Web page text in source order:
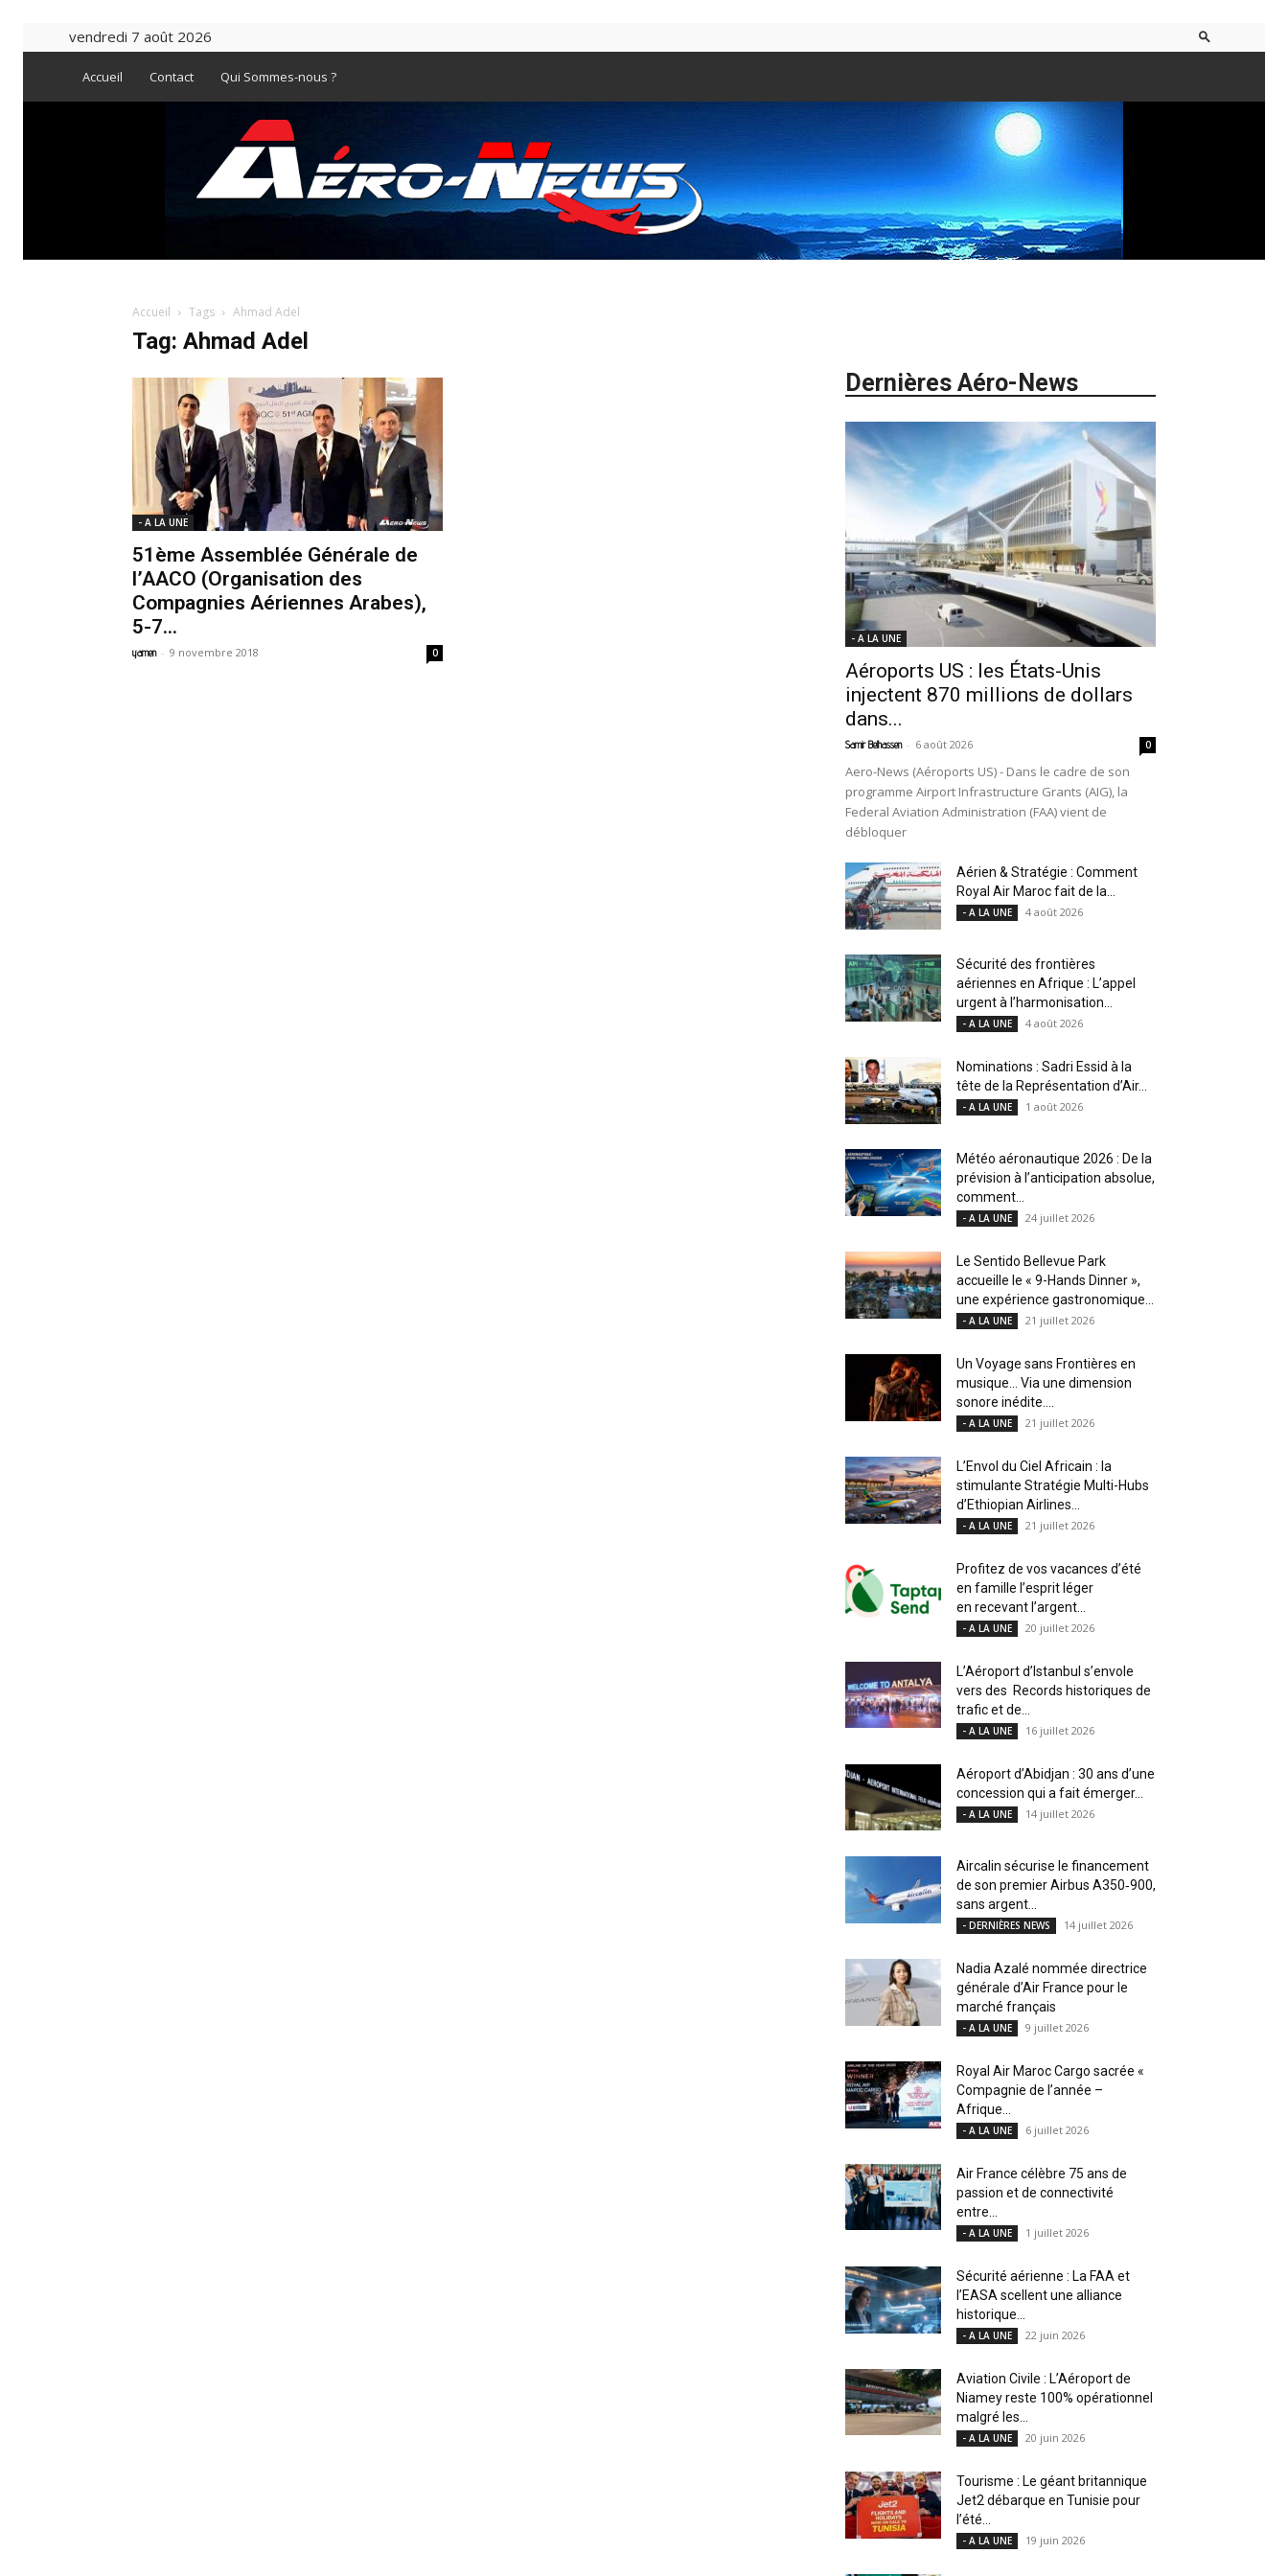
vendredi 7 août 2026
Accueil Contact Qui Sommes-nous ?
Accueil Tags Ahmad Adel
Tag: Ahmad Adel
- A LA UNE
51ème Assemblée Générale de
l’AACO (Organisation des
Compagnies Aériennes Arabes),
5-7...
yamen - 9 novembre 2018 0
Dernières Aéro-News
- A LA UNE
Aéroports US : les États-Unis
injectent 870 millions de dollars
dans...
Samir Belhassen - 6 août 2026 0
Aero-News (Aéroports US) - Dans le cadre de son
programme Airport Infrastructure Grants (AIG), la
Federal Aviation Administration (FAA) vient de
débloquer
Aérien & Stratégie : Comment
Royal Air Maroc fait de la...
- A LA UNE 4 août 2026
Sécurité des frontières
aériennes en Afrique : L’appel
urgent à l’harmonisation...
- A LA UNE 4 août 2026
Nominations : Sadri Essid à la
tête de la Représentation d’Air...
- A LA UNE 1 août 2026
Météo aéronautique 2026 : De la
prévision à l’anticipation absolue,
comment...
- A LA UNE 24 juillet 2026
Le Sentido Bellevue Park
accueille le « 9-Hands Dinner »,
une expérience gastronomique...
- A LA UNE 21 juillet 2026
Un Voyage sans Frontières en
musique… Via une dimension
sonore inédite....
- A LA UNE 21 juillet 2026
L’Envol du Ciel Africain : la
stimulante Stratégie Multi-Hubs
d’Ethiopian Airlines...
- A LA UNE 21 juillet 2026
Profitez de vos vacances d’été
en famille l’esprit léger
en recevant l’argent...
- A LA UNE 20 juillet 2026
L’Aéroport d’Istanbul s’envole
vers des Records historiques de
trafic et de...
- A LA UNE 16 juillet 2026
Aéroport d’Abidjan : 30 ans d’une
concession qui a fait émerger...
- A LA UNE 14 juillet 2026
Aircalin sécurise le financement
de son premier Airbus A350‑900,
sans argent...
- DERNIÈRES NEWS 14 juillet 2026
Nadia Azalé nommée directrice
générale d’Air France pour le
marché français
- A LA UNE 9 juillet 2026
Royal Air Maroc Cargo sacrée «
Compagnie de l’année –
Afrique...
- A LA UNE 6 juillet 2026
Air France célèbre 75 ans de
passion et de connectivité
entre...
- A LA UNE 1 juillet 2026
Sécurité aérienne : La FAA et
l’EASA scellent une alliance
historique...
- A LA UNE 22 juin 2026
Aviation Civile : L’Aéroport de
Niamey reste 100% opérationnel
malgré les...
- A LA UNE 20 juin 2026
Tourisme : Le géant britannique
Jet2 débarque en Tunisie pour
l’été...
- A LA UNE 19 juin 2026